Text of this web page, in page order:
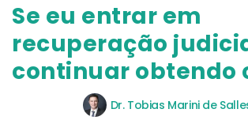
Se eu entrar em
recuperação
continuar obtendo
Dr. Tobias Marini de